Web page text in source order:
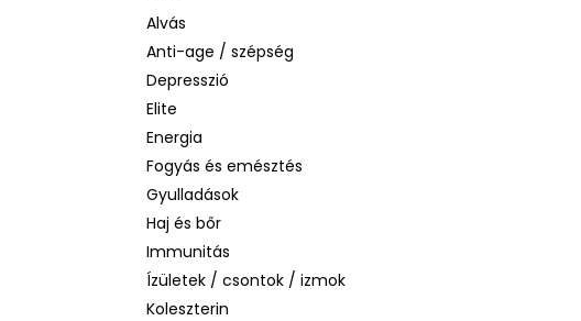
Alvás
Anti-age / szépség
Depresszió
Elite
Energia
Fogyás és emésztés
Gyulladások
Haj és bőr
Immunitás
Ízületek / csontok / izmok
Koleszterin
BIODERMA PHOTODERM AQUAFLUID
INVISIBLE SPF 50+ – LÁTHATATLAN
ARCVÉDŐ KRÉM, 40 ML
2 480 Ft
Korábbi: 6 870 Ft